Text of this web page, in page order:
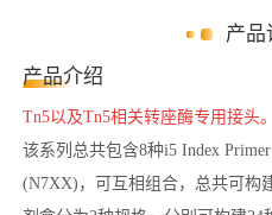
产品
产品介绍
Tn5以及Tn5相关转座酶专用接头。
该系列总共包含8种i5 Index
(N7XX)，可互相组合，总共可构